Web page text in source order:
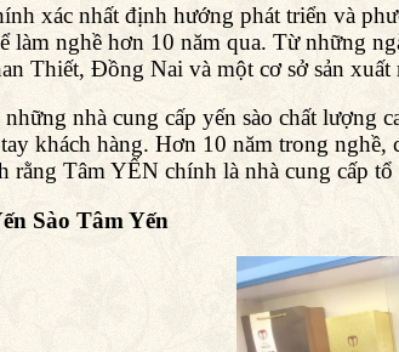
xác nhất định hướng phát triển và
làm nghề hơn 10 năm qua. Từ những
Thiết, Đồng Nai và một cơ sở sản
nhà cung cấp yến sào chất
khách hàng. Hơn 10 năm trong
rằng Tâm YẾN chính là nhà cung cấp
Sào Tâm Yến